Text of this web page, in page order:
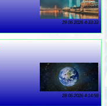
29 06 2026 4:33:33
28 06 2026 4:14:58